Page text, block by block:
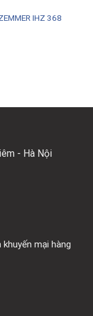
IHZ 368
- Hà Nội
mại hàng